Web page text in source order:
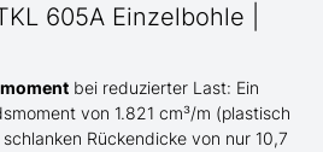
605A Einzelbohle |
bei reduzierter Last: Ein
von 1.821 cm³/m (plastisch
Rückendicke von nur 10,7